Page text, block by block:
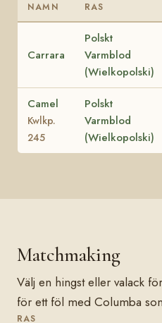
NAMN RAS
Carrara
Polskt
Varmblod
(Wielkopolski)
Camel
Kwlkp.
245
Polskt
Varmblod
(Wielkopolski)
Matchmaking
Välj en hingst eller valack
för ett föl med Columba
RAS